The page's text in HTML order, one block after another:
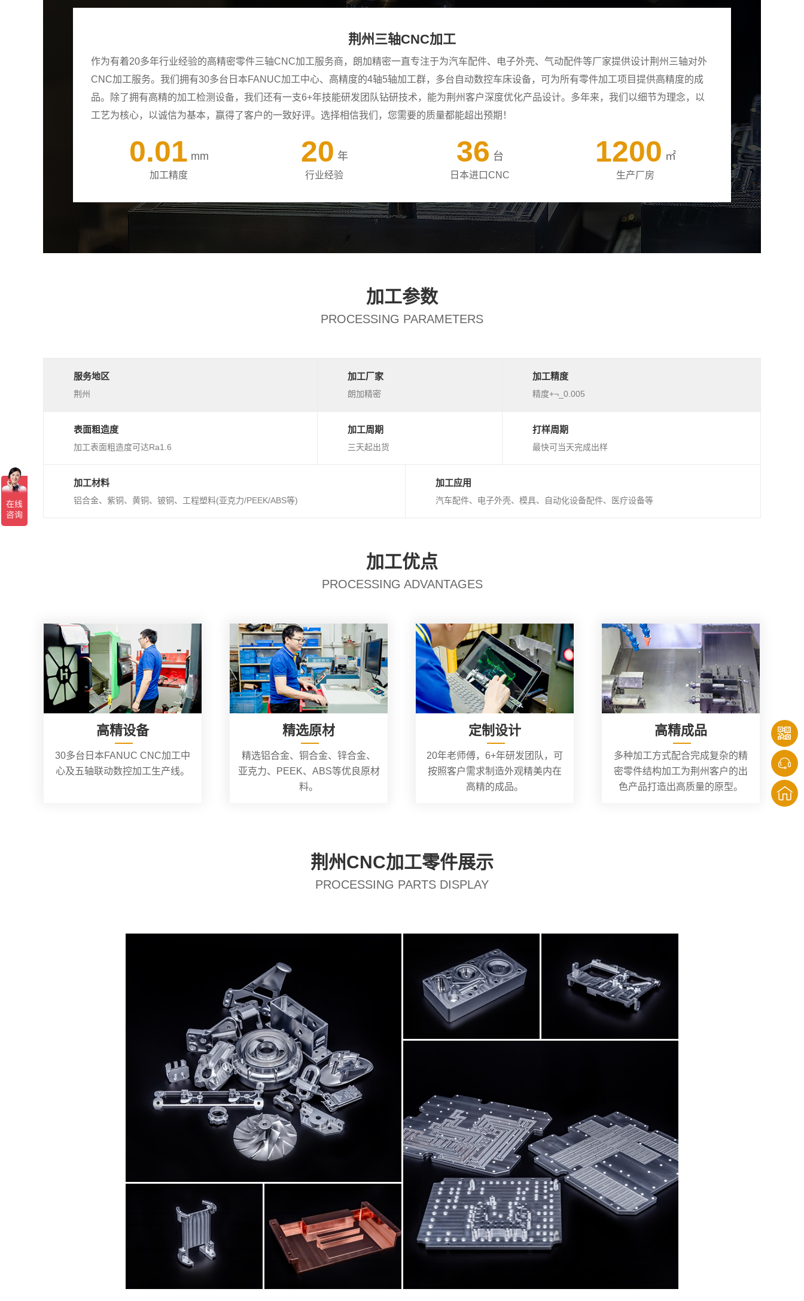
荆州三轴CNC加工
作为有着20多年行业经验的高精密零件三轴CNC加工服务商，朗加精密一直专注于为汽车配件、电子外壳、气动配件等厂家提供设计荆州三轴对外
CNC加工服务。我们拥有30多台日本FANUC加工中心、高精度的4轴5轴加工群，多台自动数控车床设备，可为所有零件加工项目提供高精度的成
品。除了拥有高精的加工检测设备，我们还有一支6+年技能研发团队钻研技术，能为荆州客户深度优化产品设计。多年来，我们以细节为理念，以
工艺为核心，以诚信为基本，赢得了客户的一致好评。选择相信我们，您需要的质量都能超出预期！
0.01 mm
加工精度
20 年
行业经验
36 台
日本进口CNC
1200 ㎡
生产厂房
加工参数
PROCESSING PARAMETERS
服务地区
荆州
加工厂家
朗加精密
加工精度
精度+¬_0.005
表面粗造度
加工表面粗造度可达Ra1.6
加工周期
三天起出货
打样周期
最快可当天完成出样
加工材料
铝合金、紫铜、黄铜、铍铜、工程塑料(亚克力/PEEK/ABS等)
加工应用
汽车配件、电子外壳、模具、自动化设备配件、医疗设备等
加工优点
PROCESSING ADVANTAGES
高精设备
30多台日本FANUC CNC加工中
心及五轴联动数控加工生产线。
精选原材
精选铝合金、铜合金、锌合金、
亚克力、PEEK、ABS等优良原材
料。
定制设计
20年老师傅，6+年研发团队，可
按照客户需求制造外观精美内在
高精的成品。
高精成品
多种加工方式配合完成复杂的精
密零件结构加工为荆州客户的出
色产品打造出高质量的原型。
荆州CNC加工零件展示
PROCESSING PARTS DISPLAY